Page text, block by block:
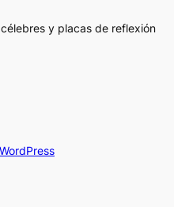
y placas de reflexión
WordPress